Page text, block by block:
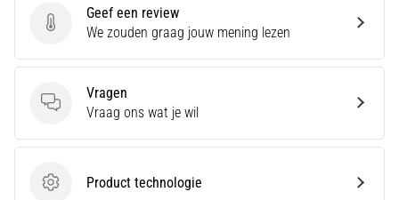
artikelen
Geef een review
Geef een review
We zouden graag jouw mening lezen
Vragen
Vragen
Vraag ons wat je wil
Product technologie
Product technologie